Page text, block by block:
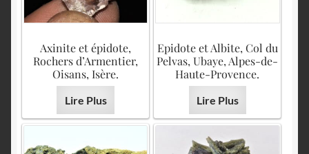
Axinite et épidote,
Rochers d’Armentier,
Oisans, Isère.
Lire Plus
Epidote et Albite, Col du
Pelvas, Ubaye, Alpes-de-
Haute-Provence.
Lire Plus